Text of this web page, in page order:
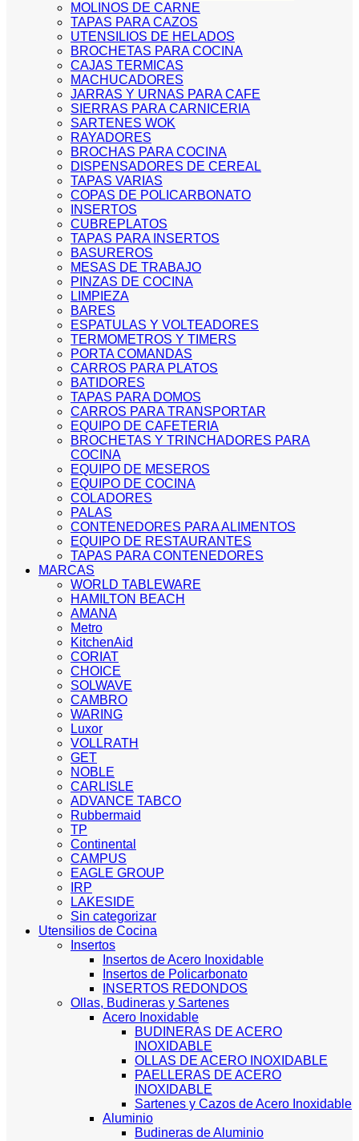
MOLINOS DE CARNE
TAPAS PARA CAZOS
UTENSILIOS DE HELADOS
BROCHETAS PARA COCINA
CAJAS TERMICAS
MACHUCADORES
JARRAS Y URNAS PARA CAFE
SIERRAS PARA CARNICERIA
SARTENES WOK
RAYADORES
BROCHAS PARA COCINA
DISPENSADORES DE CEREAL
TAPAS VARIAS
COPAS DE POLICARBONATO
INSERTOS
CUBREPLATOS
TAPAS PARA INSERTOS
BASUREROS
MESAS DE TRABAJO
PINZAS DE COCINA
LIMPIEZA
BARES
ESPATULAS Y VOLTEADORES
TERMOMETROS Y TIMERS
PORTA COMANDAS
CARROS PARA PLATOS
BATIDORES
TAPAS PARA DOMOS
CARROS PARA TRANSPORTAR
EQUIPO DE CAFETERIA
BROCHETAS Y TRINCHADORES PARA
COCINA
EQUIPO DE MESEROS
EQUIPO DE COCINA
COLADORES
PALAS
CONTENEDORES PARA ALIMENTOS
EQUIPO DE RESTAURANTES
TAPAS PARA CONTENEDORES
MARCAS
WORLD TABLEWARE
HAMILTON BEACH
AMANA
Metro
KitchenAid
CORIAT
CHOICE
SOLWAVE
CAMBRO
WARING
Luxor
VOLLRATH
GET
NOBLE
CARLISLE
ADVANCE TABCO
Rubbermaid
TP
Continental
CAMPUS
EAGLE GROUP
IRP
LAKESIDE
Sin categorizar
Utensilios de Cocina
Insertos
Insertos de Acero Inoxidable
Insertos de Policarbonato
INSERTOS REDONDOS
Ollas, Budineras y Sartenes
Acero Inoxidable
BUDINERAS DE ACERO
INOXIDABLE
OLLAS DE ACERO INOXIDABLE
PAELLERAS DE ACERO
INOXIDABLE
Sartenes y Cazos de Acero Inoxidable
Aluminio
Budineras de Aluminio